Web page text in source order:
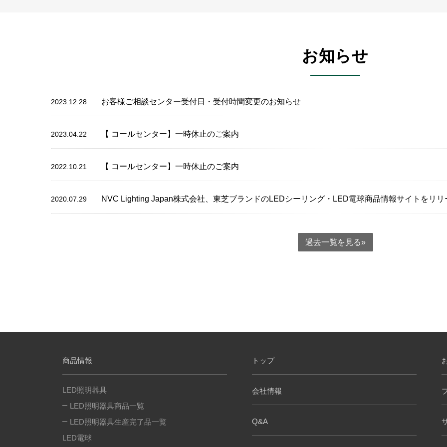
お知らせ
2023.12.28 お客様ご相談センター受付日・受付時間変更のお知らせ
2023.04.22 【 コールセンター】一時休止のご案内
2022.10.21 【 コールセンター】一時休止のご案内
2020.07.29 NVC Lighting Japan株式会社、東芝ブランドのLEDシーリング・LED電球商品情報サイトをリリ
過去一覧を見る
商品情報
LED照明器具
LED照明器具商品一覧
LED照明器具生産完了品一覧
LED電球
トップ
会社情報
Q&A